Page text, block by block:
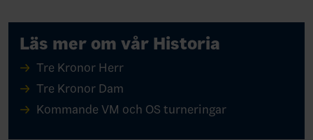
Läs mer om vår Historia
Tre Kronor Herr
Tre Kronor Dam
Kommande VM och OS turneringar